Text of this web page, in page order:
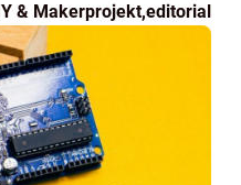
& Makerprojekt,editorial